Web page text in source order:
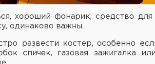
хороший фонарик, средство для
одинаково важны.
развести костер, особенно
спичек, газовая зажигалка